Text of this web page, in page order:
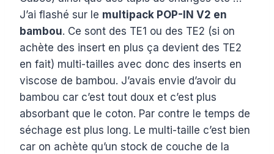
J’ai flashé sur le multipack POP-IN V2 en
bambou. Ce sont des TE1 ou des TE2 (si on
achète des insert en plus ça devient des TE2
en fait) multi-tailles avec donc des inserts en
viscose de bambou. J’avais envie d’avoir du
bambou car c’est tout doux et c’est plus
absorbant que le coton. Par contre le temps de
séchage est plus long. Le multi-taille c’est bien
car on achète qu’un stock de couche de la